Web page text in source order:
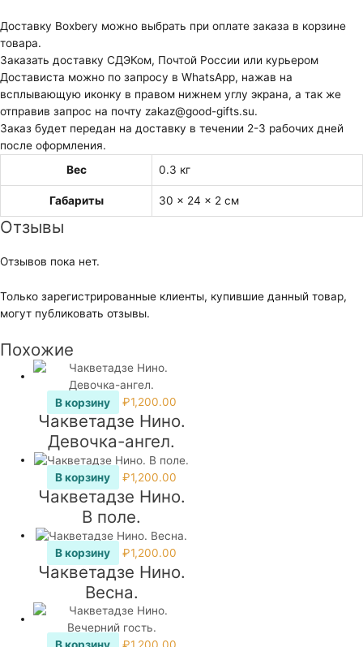
Доставку Boxbery можно выбрать при оплате заказа в корзине
товара.
Заказать доставку СДЭКом, Почтой России или курьером
Достависта можно по запросу в WhatsApp, нажав на
всплывающую иконку в правом нижнем углу экрана, а так же
отправив запрос на почту zakaz@good-gifts.su.
Заказ будет передан на доставку в течении 2-3 рабочих дней
после оформления.
Вес
0.3 кг
Габариты 30 × 24 × 2 см
Отзывы
Отзывов пока нет.
Только зарегистрированные клиенты, купившие данный товар,
могут публиковать отзывы.
Похожие
В корзину ₽1,200.00
Чакветадзе Нино.
Девочка-ангел.
В корзину ₽1,200.00
Чакветадзе Нино.
В поле.
В корзину ₽1,200.00
Чакветадзе Нино.
Весна.